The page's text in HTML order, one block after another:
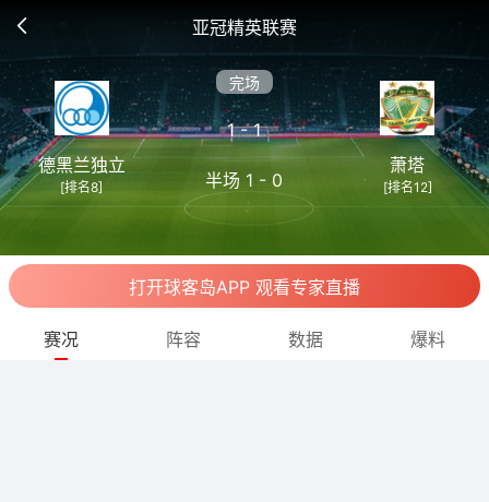
亚冠精英联赛
德黑兰独立
[排名8]
完场
1 - 1
半场 1 - 0
萧塔
[排名12]
打开球客岛APP 观看专家直播
赛况 阵容 数据 爆料